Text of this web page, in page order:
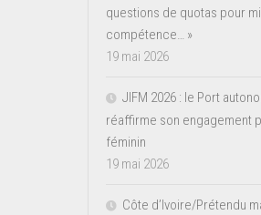
questions de quotas pour
compétence… »
19 mai 2026
JIFM 2026 : le Port
réaffirme son engagement
féminin
19 mai 2026
Côte d’Ivoire/Prétendu